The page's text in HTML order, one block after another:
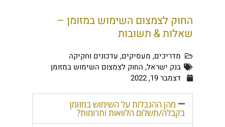
החוק לצמצום השימוש במזומן –
שאלות & תשובות
מדריכים, מעסיקים, עדכונים וחקיקה
בנק ישראל, החוק לצמצום השימוש במזומן
דצמבר 19, 2022
מהן ההגבלות על השימוש במזומן
בקבלה/תשלום הלוואות ותרומות?